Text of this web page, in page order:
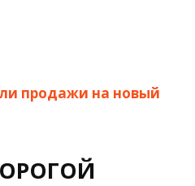
продажи на новый